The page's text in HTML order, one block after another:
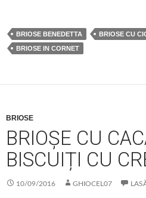
BRIOSE BENEDETTA
BRIOSE CU
BRIOSE IN CORNET
BRIOSE
BRIOȘE CU
BISCUIȚI CU
10/09/2016 GHIOCEL07